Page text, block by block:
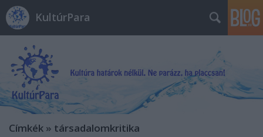
KultúrPara
Címkék » társadalomkritika